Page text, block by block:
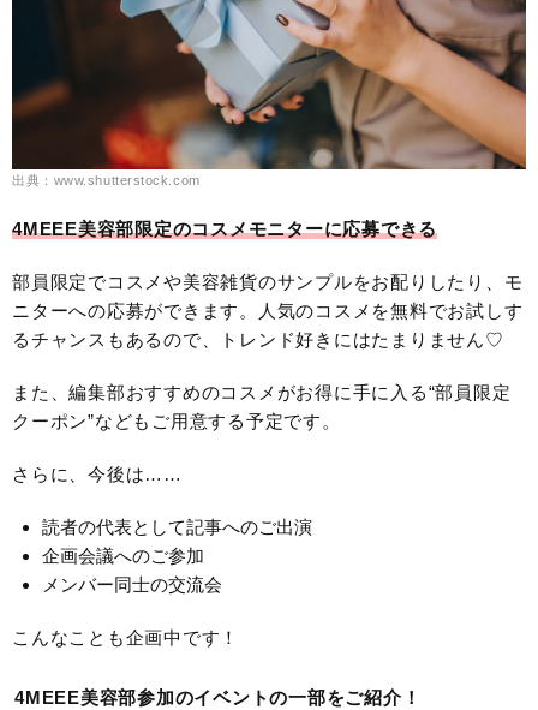
出典：www.shutterstock.com
4MEEE美容部限定のコスメモニターに応募できる
部員限定でコスメや美容雑貨のサンプルをお配りしたり、モ
ニターへの応募ができます。人気のコスメを無料でお試しす
るチャンスもあるので、トレンド好きにはたまりません♡
また、編集部おすすめのコスメがお得に手に入る“部員限定
クーポン”などもご用意する予定です。
さらに、今後は……
読者の代表として記事へのご出演
企画会議へのご参加
メンバー同士の交流会
こんなことも企画中です！
4MEEE美容部参加のイベントの一部をご紹介！